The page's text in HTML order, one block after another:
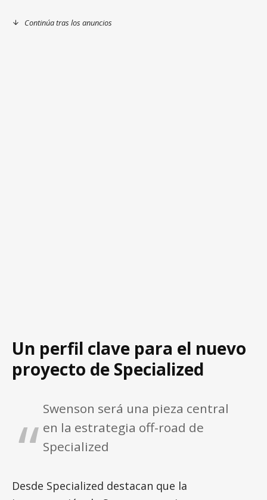
Continúa tras los anuncios
Un perfil clave para el nuevo
proyecto de Specialized
Swenson será una pieza central
en la estrategia off-road de
Specialized
Desde Specialized destacan que la